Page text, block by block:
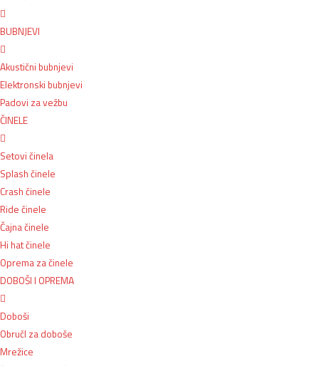
BUBNJEVI
Akustični bubnjevi
Elektronski bubnjevi
Padovi za vežbu
ČINELE
Setovi činela
Splash činele
Crash činele
Ride činele
Čajna činele
Hi hat činele
Oprema za činele
DOBOŠI I OPREMA
Doboši
ObručI za doboše
Mrežice